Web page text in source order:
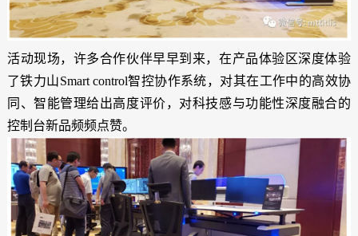
活动现场，许多合作伙伴早早到来，在产品体验区深度体验
了铁力山Smart control智控协作系统，对其在工作中的高效协
同、智能管理给出高度评价，对科技感与功能性深度融合的
控制台新品频频点赞。